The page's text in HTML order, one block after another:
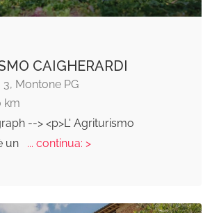
CAIGHERARDI
Montone PG
km
--> <p>L' Agriturismo
un
... continua: >